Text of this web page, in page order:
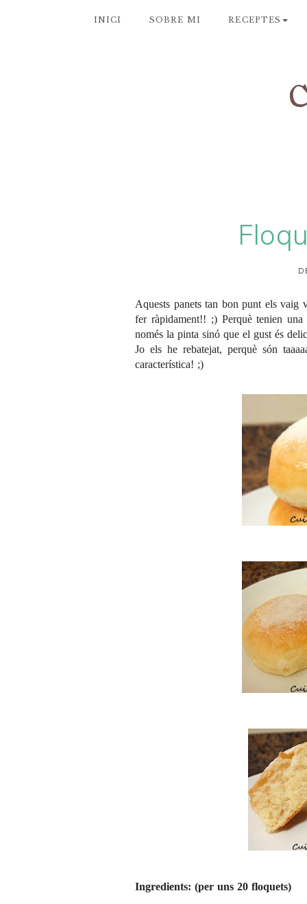
INICI SOBRE MI RECEPTES
Aquests panets tan bon punt els vaig
fer ràpidament!! ;) Perquè tenien
només la pinta sinó que el gust és
Jo els he rebatejat, perquè són
característica! ;)
Ingredients: (per uns 20 floquets)